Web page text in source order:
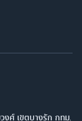
งศ์ เขตบางรัก กทม.